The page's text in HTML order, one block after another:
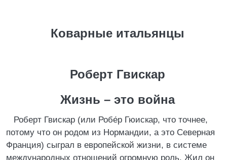
Коварные итальянцы
Роберт Гвискар
Жизнь – это война
Роберт Гвискар (или Робе́р Гюискар, что точнее,
потому что он родом из Нормандии, а это Северная
Франция) сыграл в европейской жизни, в системе
международных отношений огромную роль. Жил он